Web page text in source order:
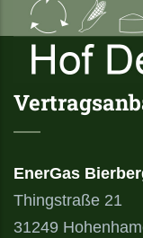
EnerGas
Thingstraße 21
31249